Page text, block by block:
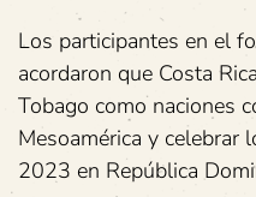
Los participantes en el
acordaron que Costa
Tobago como naciones
Mesoamérica y celebrar
2023 en República